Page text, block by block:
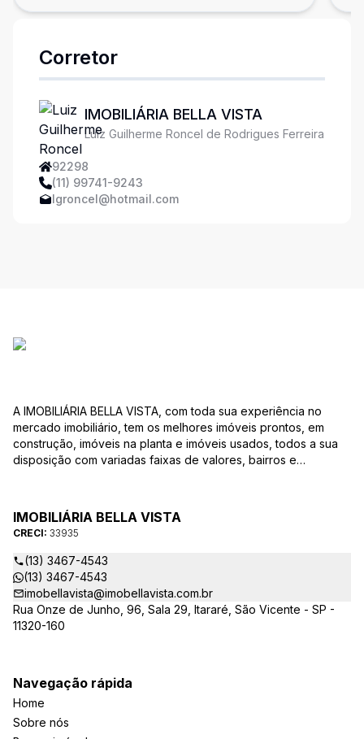
Corretor
IMOBILIÁRIA BELLA VISTA
Luiz Guilherme Roncel de Rodrigues Ferreira
92298
(11) 99741-9243
lgroncel@hotmail.com
A IMOBILIÁRIA BELLA VISTA, com toda sua experiência no
mercado imobiliário, tem os melhores imóveis prontos, em
construção, imóveis na planta e imóveis usados, todos a sua
disposição com variadas faixas de valores, bairros e
ao CRECI-EE – estarão sempre prontos para responder-lhe
todas as suas dúvidas sobre casas, apartamentos, terrenos,
salas comerciais e outros produtos imobiliários.
IMOBILIÁRIA BELLA VISTA
CRECI: 33935
(13) 3467-4543
(13) 3467-4543
imobellavista@imobellavista.com.br
Rua Onze de Junho, 96, Sala 29, Itararé, São Vicente - SP -
11320-160
Navegação rápida
Home
Sobre nós